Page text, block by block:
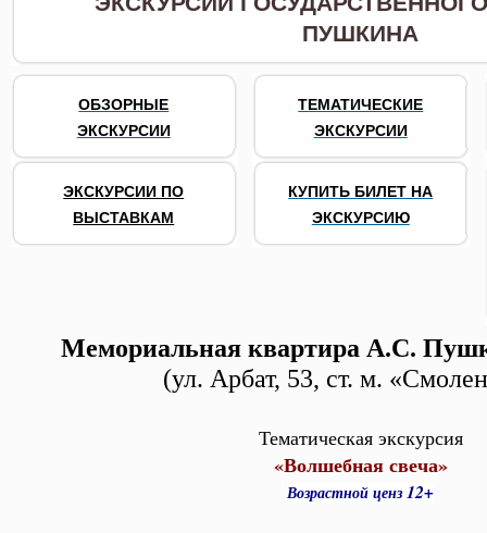
ПУШКИНА
ОБЗОРНЫЕ
ЭКСКУРСИИ
ЭКСКУРСИИ ПО
ВЫСТАВКАМ
ТЕМАТИЧЕСКИЕ
ЭКСКУРСИИ
КУПИТЬ БИЛЕТ НА
ЭКСКУРСИЮ
Мемориальная квартира А.С.
(ул. Арбат, 53, ст. м.
Тематическая экскурсия
«Волшебная свеча»
Возрастной ценз12+